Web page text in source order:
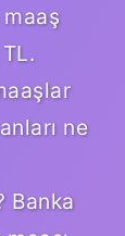
ne
Banka